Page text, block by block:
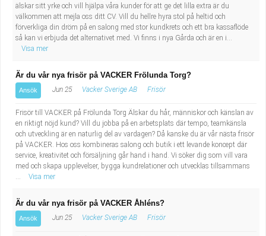
Socialt arbete
Säkerhetsarbete
Tekniskt arbete
Fastighetsskötare
Informatör/Kommunikatör
Brevbärare
Kock, storhushåll
Undersköterska, vård- o specialavd. o mottagning
Administrativ assistent
älskar sitt yrke och vill hjälpa våra kunder för att ge det lilla extra är du
välkommen att mejla oss ditt CV. Vill du hellre hyra stol på heltid och
förverkliga din dröm på en salong med stor kundkrets och ett bra kassaflöde
så kan vi erbjuda det alternativet med. Vi finns i nya Gårda och är en i...
Visa mer
Är du vår nya frisör på VACKER Frölunda Torg?
Ansök Jun 25 Vacker Sverige AB Frisör
Frisör till VACKER på Frölunda Torg Älskar du hår, människor och känslan av
en riktigt nöjd kund? Vill du jobba på en arbetsplats där tempo, teamkänsla
och utveckling är en naturlig del av vardagen? Då kanske du är vår nästa frisör
på VACKER. Hos oss kombineras salong och butik i ett levande koncept där
service, kreativitet och försäljning går hand i hand. Vi söker dig som vill vara
med och skapa upplevelser, bygga kundrelationer och utvecklas tillsammans
...
Visa mer
Är du vår nya frisör på VACKER Åhléns?
Ansök Jun 25 Vacker Sverige AB Frisör